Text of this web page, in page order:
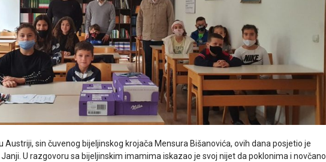
Austriji, sin čuvenog bijeljinskog krojača Mensura Bišanovića, ovih dana posjetio je
U razgovoru sa bijeljinskim imamima iskazao je svoj nijet da poklonima i novčano